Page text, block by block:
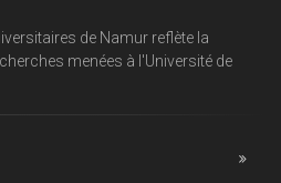
de Namur reflète la
menées à l'Université de